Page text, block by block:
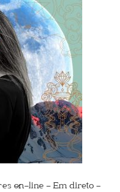
on-line – Em direto –